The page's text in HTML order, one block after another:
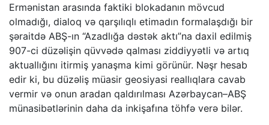
Ermənistan arasında faktiki blokadanın mövcud
olmadığı, dialoq və qarşılıqlı etimadın formalaşdığı bir
şəraitdə ABŞ-ın “Azadlığa dəstək aktı”na daxil edilmiş
907-ci düzəlişin qüvvədə qalması ziddiyyətli və artıq
aktuallığını itirmiş yanaşma kimi görünür. Nəşr hesab
edir ki, bu düzəliş müasir geosiyasi reallıqlara cavab
vermir və onun aradan qaldırılması Azərbaycan–ABŞ
münasibətlərinin daha da inkişafına töhfə verə bilər.